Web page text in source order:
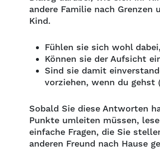
andere Familie nach
Kind.
Fühlen sie sich wohl
Können sie der Aufsicht
Sind sie damit
vorziehen, wenn du
Sobald Sie diese Antworten
Punkte umleiten müssen,
einfache Fragen, die Sie
anderen Freund nach Hause